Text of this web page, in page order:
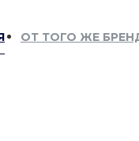
ОТ ТОГО ЖЕ